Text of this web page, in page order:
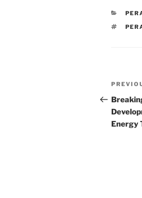
Post
Post
Energy